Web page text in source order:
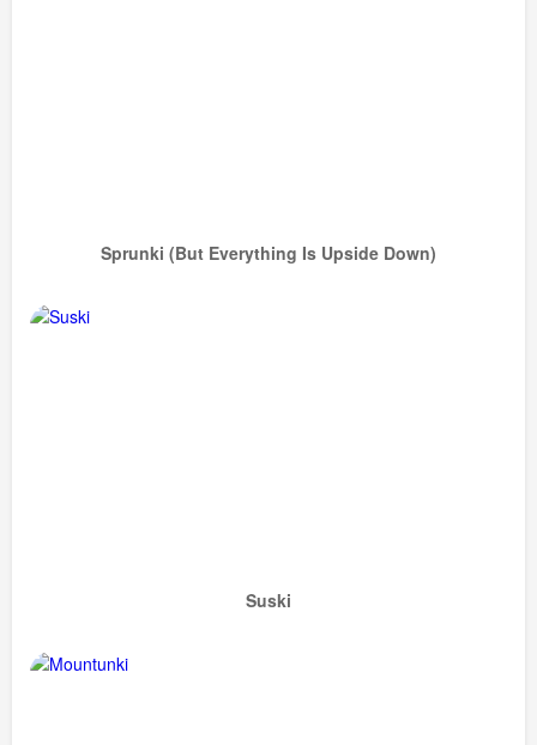
Sprunki (but Everything Is Upside Down)
Suski